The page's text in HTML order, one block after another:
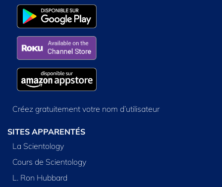
Créez gratuitement votre nom d’utilisateur
SITES APPARENTÉS
La Scientology
Cours de Scientology
L. Ron Hubbard